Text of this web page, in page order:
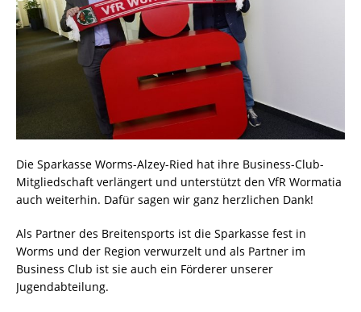
Die Sparkasse Worms-Alzey-Ried hat ihre Business-Club-
Mitgliedschaft verlängert und unterstützt den VfR Wormatia
auch weiterhin. Dafür sagen wir ganz herzlichen Dank!
Als Partner des Breitensports ist die Sparkasse fest in
Worms und der Region verwurzelt und als Partner im
Business Club ist sie auch ein Förderer unserer
Jugendabteilung.